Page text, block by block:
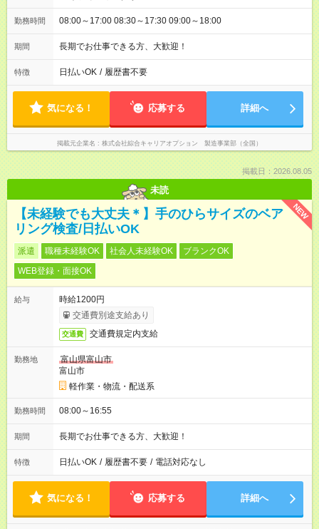
勤務時間 08:00～17:00 08:30～17:30 09:00～18:00
期間 長期でお仕事できる方、大歓迎！
特徴 日払いOK / 履歴書不要
気になる！ 応募する 詳細へ
掲載元企業名 株式会社綜合キャリアオプション 製造事業部（全国）
掲載日：2026.08.05
未読
NEW
【未経験でも大丈夫＊】手のひらサイズのベア
リング検査/日払いOK
派遣 職種未経験OK 社会人未経験OK
ブランクOK
WEB登録・面接OK
給与
時給1200円
交通費別途支給あり
交通費 交通費規定内支給
勤務地
富山県富山市
富山市
軽作業・物流・配送系
勤務時間 08:00～16:55
期間 長期でお仕事できる方、大歓迎！
特徴 日払いOK / 履歴書不要 / 電話対応なし
気になる！ 応募する 詳細へ